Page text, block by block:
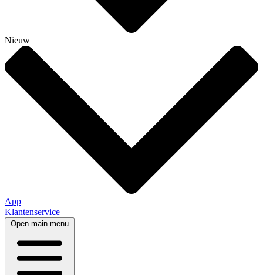
Nieuw
App
Klantenservice
Open main menu